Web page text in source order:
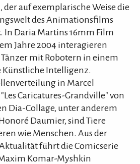
der auf exemplarische Weise die
des Animationsfilms
In Daria Martins 16mm Film
Jahre 2004 interagieren
mit Robotern in einem
Künstliche Intelligenz.
in Marcel
Caricatures-Grandville" von
Dia-Collage, unter anderem
Daumier, sind Tiere
wie Menschen. Aus der
führt die Comicserie
Komar-Myshkin